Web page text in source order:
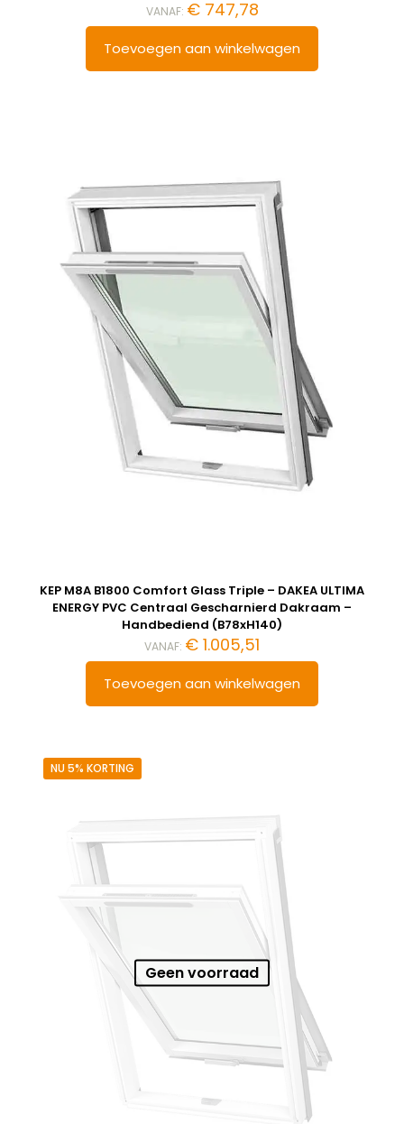
VANAF: €747,78
Toevoegen aan winkelwagen
KEP M8A B1800 Comfort Glass Triple – DAKEA ULTIMA
ENERGY PVC Centraal Gescharnierd Dakraam –
Handbediend (B78xH140)
VANAF: € 1.005,51
Toevoegen aan winkelwagen
NU 5% KORTING
Geen voorraad